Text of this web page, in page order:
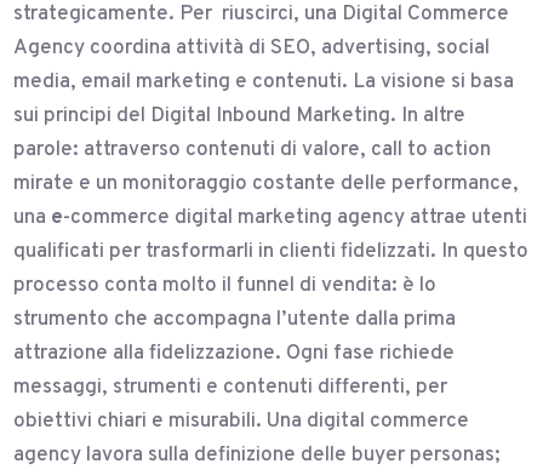
strategicamente. Per riuscirci, una Digital Commerce
Agency coordina attività di SEO, advertising, social
media, email marketing e contenuti. La visione si basa
sui principi del Digital Inbound Marketing. In altre
parole: attraverso contenuti di valore, call to action
mirate e un monitoraggio costante delle performance,
una e-commerce digital marketing agency attrae utenti
qualificati per trasformarli in clienti fidelizzati. In questo
processo conta molto il funnel di vendita: è lo
strumento che accompagna l’utente dalla prima
attrazione alla fidelizzazione. Ogni fase richiede
messaggi, strumenti e contenuti differenti, per
obiettivi chiari e misurabili. Una digital commerce
agency lavora sulla definizione delle buyer personas;